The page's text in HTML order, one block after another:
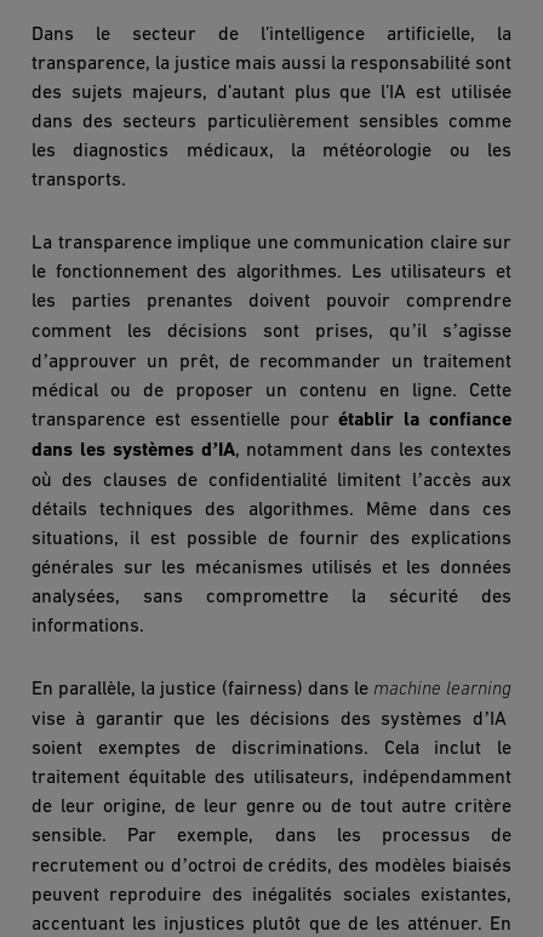
Dans le secteur de l’intelligence artificielle, la
transparence, la justice mais aussi la responsabilité sont
des sujets majeurs, d’autant plus que l’IA est utilisée
dans des secteurs particulièrement sensibles comme
les diagnostics médicaux, la météorologie ou les
transports.
La transparence implique une communication claire sur
le fonctionnement des algorithmes. Les utilisateurs et
les parties prenantes doivent pouvoir comprendre
comment les décisions sont prises, qu’il s’agisse
d ’approuver un prêt, de recommander un traitement
médical ou de proposer un contenu en ligne. Cette
transparence est essentielle pourétablir la confiance
dans les systèmes d ’ IA, notamment dans les contextes
où des clauses de confidentialité limitent l’accès aux
détails techniques des algorithmes. Même dans ces
situations, il est possible de fournir des explications
générales sur les mécanismes utilisés et les données
analysées, sans compromettre la sécurité des
informations.
En parallèle, la justice (fairness) dans le machine learning
vise à garantir que les décisions des systèmes d ’ IA
soient exemptes de discriminations. Cela inclut le
traitement équitable des utilisateurs, indépendamment
de leur origine, de leur genre ou de tout autre critère
sensible. Par exemple, dans les processus de
recrutement ou d ’octroi de crédits, des mod èles biaisés
peuvent reproduire des inégalités sociales existantes,
accentuant les injustices plutôt que de les atténuer. En